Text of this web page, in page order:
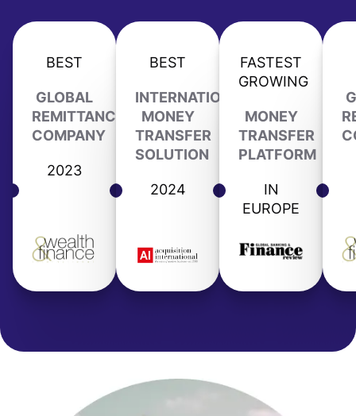
BEST
GLOBAL
REMITTANCE
COMPANY
2023
BEST
INTERNATIONAL
MONEY
TRANSFER
SOLUTION
2024
FASTEST
GROWING
MONEY
TRANSFER
PLATFORM
IN
EUROPE